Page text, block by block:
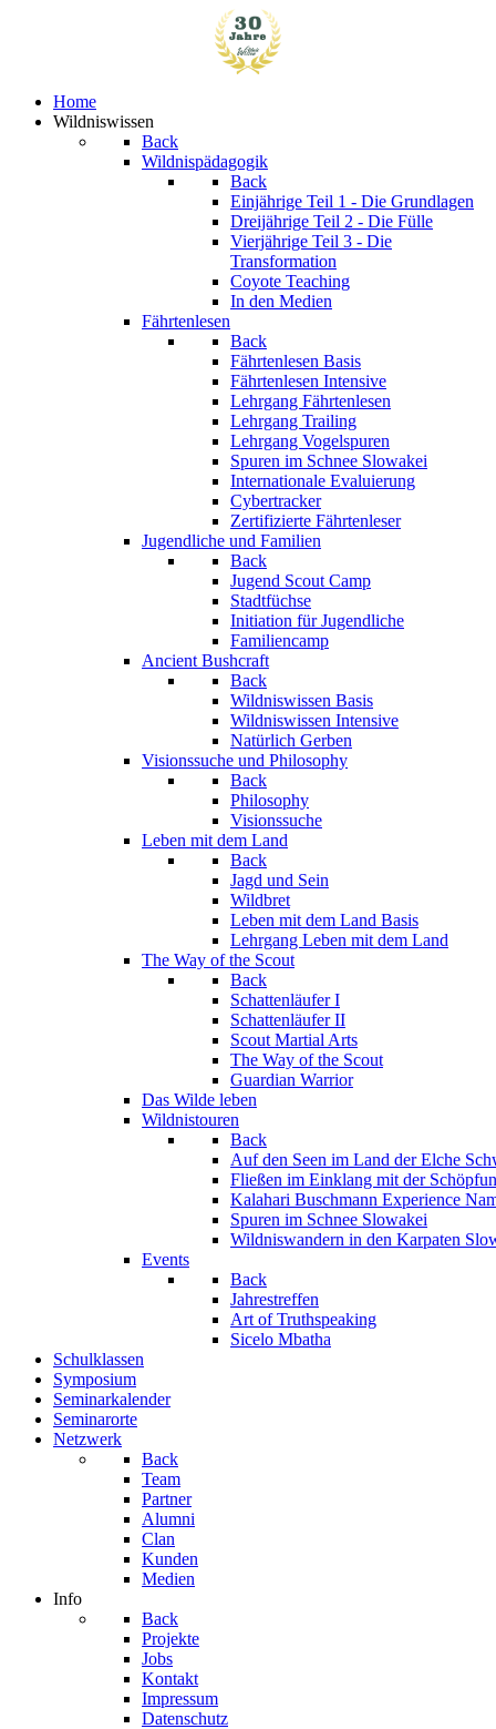
Home
Wildniswissen
Back
Wildnispädagogik
Back
Einjährige Teil 1 - Die Grundlagen
Dreijährige Teil 2 - Die Fülle
Vierjährige Teil 3 - Die
Transformation
Coyote Teaching
In den Medien
Fährtenlesen
Back
Fährtenlesen Basis
Fährtenlesen Intensive
Lehrgang Fährtenlesen
Lehrgang Trailing
Lehrgang Vogelspuren
Spuren im Schnee Slowakei
Internationale Evaluierung
Cybertracker
Zertifizierte Fährtenleser
Jugendliche und Familien
Back
Jugend Scout Camp
Stadtfüchse
Initiation für Jugendliche
Familiencamp
Ancient Bushcraft
Back
Wildniswissen Basis
Wildniswissen Intensive
Natürlich Gerben
Visionssuche und Philosophy
Back
Philosophy
Visionssuche
Leben mit dem Land
Back
Jagd und Sein
Wildbret
Leben mit dem Land Basis
Lehrgang Leben mit dem Land
The Way of the Scout
Back
Schattenläufer I
Schattenläufer II
Scout Martial Arts
The Way of the Scout
Guardian Warrior
Das Wilde leben
Wildnistouren
Back
Auf den Seen im Land der Elche
Fließen im Einklang mit der
Kalahari Buschmann Experience
Spuren im Schnee Slowakei
Wildniswandern in den Karpaten
Events
Back
Jahrestreffen
Art of Truthspeaking
Sicelo Mbatha
Schulklassen
Symposium
Seminarkalender
Seminarorte
Netzwerk
Back
Team
Partner
Alumni
Clan
Kunden
Medien
Info
Back
Projekte
Jobs
Kontakt
Impressum
Datenschutz